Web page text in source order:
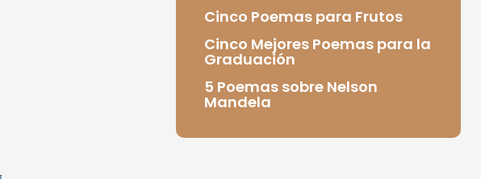
Cinco Poemas para Frutos
Cinco Mejores Poemas para la
Graduación
5 Poemas sobre Nelson
Mandela